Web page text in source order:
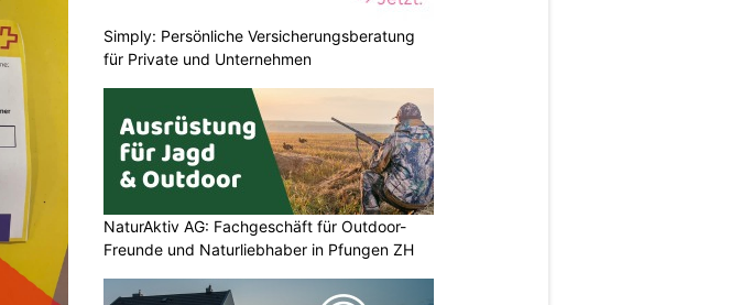
Simply: Persönliche Versicherungsberatung
für Private und Unternehmen
NaturAktiv AG: Fachgeschäft für Outdoor-
Freunde und Naturliebhaber in Pfungen ZH